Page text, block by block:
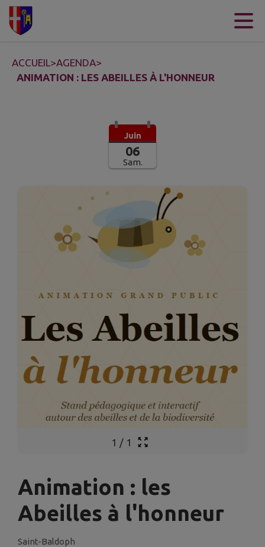
Contenu
ACCUEIL>AGENDA>
ANIMATION : LES ABEILLES À L'HONNEUR
Juin
06
Sam.
1 / 1
Animation : les
Abeilles à l'honneur
Saint-Baldoph